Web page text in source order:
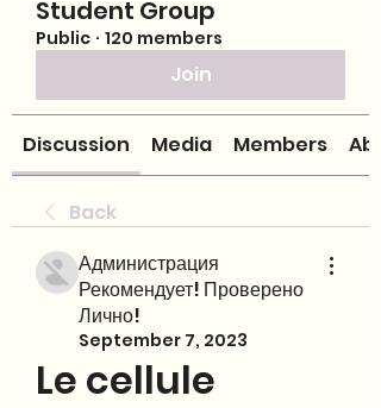
Student Group
Public · 120 members
Join
Discussion Media Members
Back
Администрация
Рекомендует! Проверено
Лично!
September 7, 2023
Le cellule